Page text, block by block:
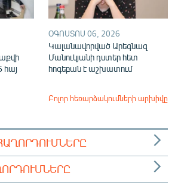
հայ
ՕԳՈՍՏՈՍ 06, 2026
Կալանավորված Արեգնազ
Մանուկյանի դստեր հետ
հոգեբան է աշխատում
Բոլոր հեռարձակումների արխիվը